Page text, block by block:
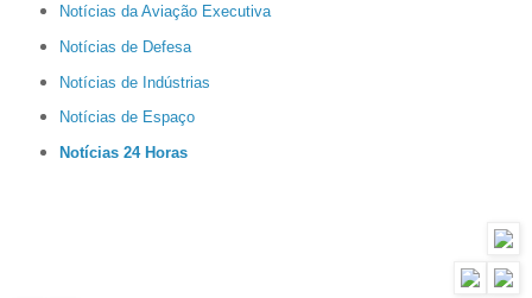
Notícias da Aviação Executiva
Notícias de Defesa
Notícias de Indústrias
Notícias de Espaço
Notícias 24 Horas